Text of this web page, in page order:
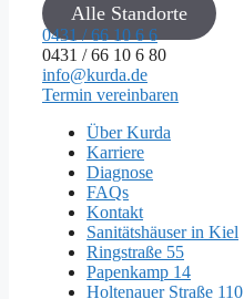
Alle Standorte
0431 / 66 10 6 6
0431 / 66 10 6 80
info@kurda.de
Termin vereinbaren
Über Kurda
Karriere
Diagnose
FAQs
Kontakt
Sanitätshäuser in Kiel
Ringstraße 55
Papenkamp 14
Holtenauer Straße 110